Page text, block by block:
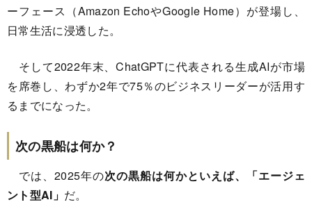
ーフェース（Amazon EchoやGoogle Home）が登場し、
日常生活に浸透した。
そして2022年末、ChatGPTに代表される生成AIが市場
を席巻し、わずか2年で75％のビジネスリーダーが活用す
るまでになった。
次の黒船は何か？
では、2025年の次の黒船は何かといえば、「エージェ
ント型AI」 だ。